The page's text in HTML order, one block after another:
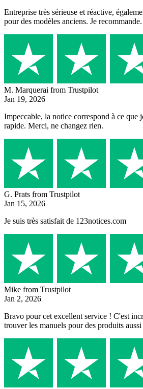
Entreprise très sérieuse et réactive,
pour des modèles anciens. Je recommande.
M. Marquerai from Trustpilot
Jan 19, 2026
Impeccable, la notice correspond à ce que
rapide. Merci, ne changez rien.
G. Prats from Trustpilot
Jan 15, 2026
Je suis très satisfait de 123notices.com
Mike from Trustpilot
Jan 2, 2026
Bravo pour cet excellent service ! C'est
trouver les manuels pour des produits